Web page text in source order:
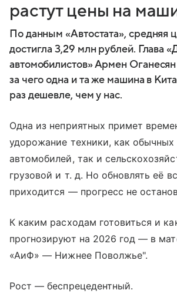
растут цены на
По данным «Автостата», средняя
достигла 3,29 млн рублей. Глава
автомобилистов» Армен
за чего одна и та же машина в
раз дешевле, чем у нас.
Одна из неприятных примет
удорожание техники, как обычных
автомобилей, так и
грузовой и т. д. Но обновлять её
приходится — прогресс не
К каким расходам готовиться и
прогнозируют на 2026 год — в
«АиФ» — Нижнее Поволжье".
Рост — беспрецедентный.